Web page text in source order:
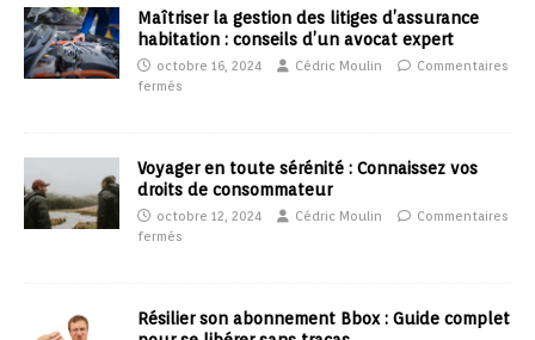
Maîtriser la gestion des litiges d’assurance
habitation : conseils d’un avocat expert
octobre 16, 2024 Cédric Moulin
Commentaires
fermés
Voyager en toute sérénité : Connaissez vos
droits de consommateur
octobre 12, 2024 Cédric Moulin
Commentaires
fermés
Résilier son abonnement Bbox : Guide complet